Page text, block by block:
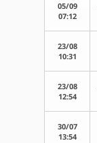
05/09
07:12
23/08
10:31
23/08
12:54
30/07
13:54